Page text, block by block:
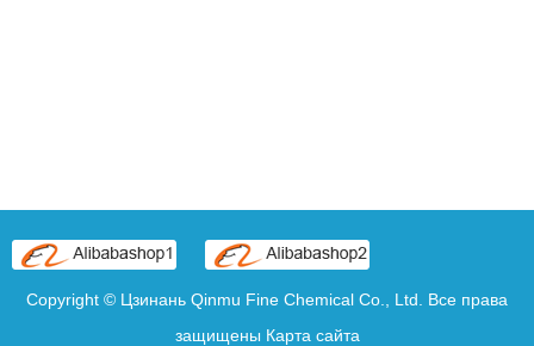
Copyright © Цзинань Qinmu Fine Chemical Co., Ltd. Все права
защищены Карта сайта